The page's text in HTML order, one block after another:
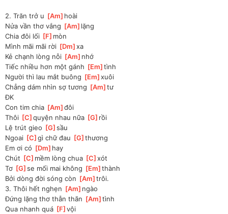
2. Trăn trở u [Am ]hoài
Nửa vần thơ vắng [Am ]lặng
Chia đôi lối [F ]mòn
Mình mãi mãi rời [Dm ]
xa
Kẻ chạnh lòng nỗi [Am ]nhớ
Tiếc nhiều hơn một gánh [Em ]tình
Người thì lau mắt buông [Em ]
xuôi
Chẳng dám nhìn sợ tương [Am ]tư
ĐK
Con tim chia [Am ]
đôi
Thôi [C ]
quyện nhau nữa [G ]rồi
Lệ trút gieo [G ]
sầu
Ngoai [C ]
gì chữ đau [G ]thương
Em ơi có [Dm ]hay
Chút [C ]mềm lòng chua [C ]
xót
Tơ [G ]
se mối mai không [Em ]thành
Bởi dòng đời sóng còn [Am ]trôi.
3. Thôi hết nghẹn [Am ]ngào
Đứng lặng thơ thẫn thãn [Am ]tình
Qua nhanh quá [F ]
vội